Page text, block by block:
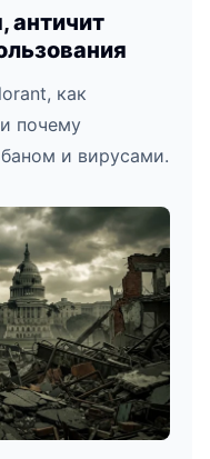
античит
как
почему
и вирусами.